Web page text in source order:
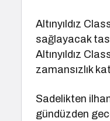
Altınyıldız
sağlayacak
Altınyıldız
zamansızlık
Sadelikten
gündüzden